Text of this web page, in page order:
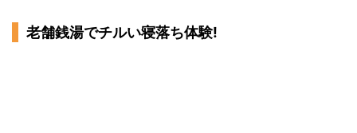
老舗銭湯でチルい寝落ち体験!